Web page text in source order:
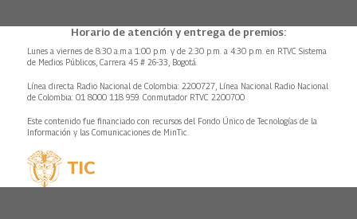
Horario de atención y entrega de premios:
Lunes a viernes de 8:30 a.m.a 1:00 p.m. y de 2:30 p.m. a 4:30 p.m. en RTVC Sistema
de Medios Públicos, Carrera 45 # 26-33, Bogotá.
Línea directa Radio Nacional de Colombia: 2200727, Línea Nacional Radio Nacional
de Colombia: 01 8000 118 959. Conmutador RTVC 2200700
Este contenido fue financiado con recursos del Fondo Único de Tecnologías de la
Información y las Comunicaciones de MinTic.